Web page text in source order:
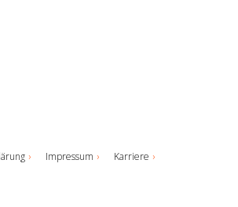
Impressum
Karriere